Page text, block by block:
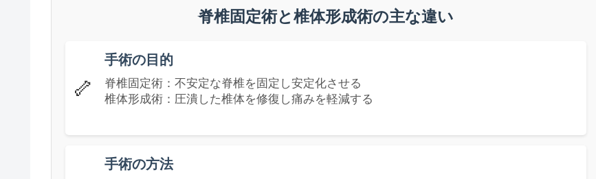
脊椎固定術と椎体形成術の主な違い
🦴
手術の目的
脊椎固定術：不安定な脊椎を固定し安定化させる
椎体形成術：圧潰した椎体を修復し痛みを軽減する
手術の方法